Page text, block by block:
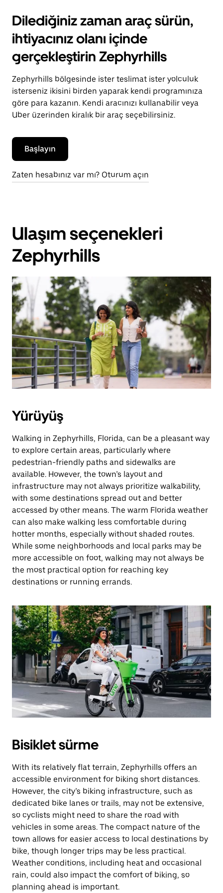
Dilediğiniz zaman araç sürün,
ihtiyacınız olanı içinde
gerçekleştirin Zephyrhills
Zephyrhills bölgesinde ister teslimat ister yolculuk
isterseniz ikisini birden yaparak kendi programınıza
göre para kazanın. Kendi aracınızı kullanabilir veya
Uber üzerinden kiralık bir araç seçebilirsiniz.
Başlayın
Zaten hesabınız var mı? Oturum açın
Ulaşım seçenekleri
Zephyrhills
Yürüyüş
Walking in Zephyrhills, Florida, can be a pleasant way
to explore certain areas, particularly where
pedestrian-friendly paths and sidewalks are
available. However, the town’s layout and
infrastructure may not always prioritize walkability,
with some destinations spread out and better
accessed by other means. The warm Florida weather
can also make walking less comfortable during
hotter months, especially without shaded routes.
While some neighborhoods and local parks may be
more accessible on foot, walking may not always be
the most practical option for reaching key
destinations or running errands.
Bisiklet sürme
With its relatively flat terrain, Zephyrhills offers an
accessible environment for biking short distances.
However, the city’s biking infrastructure, such as
dedicated bike lanes or trails, may not be extensive,
so cyclists might need to share the road with
vehicles in some areas. The compact nature of the
town allows for easier access to local destinations by
bike, though longer trips may be less practical.
Weather conditions, including heat and occasional
rain, could also impact the comfort of biking, so
planning ahead is important.